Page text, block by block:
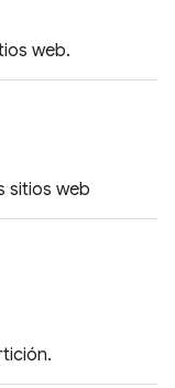
web.
sitios web